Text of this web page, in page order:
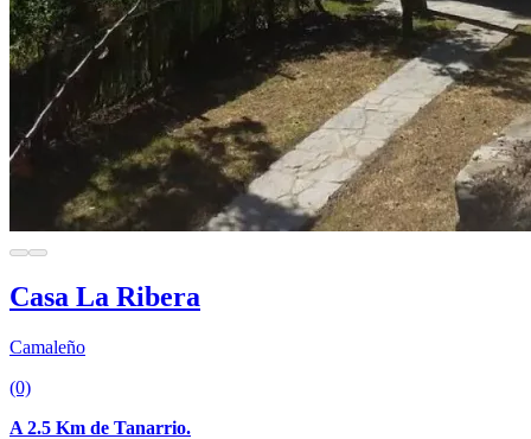
Casa La Ribera
Camaleño
(0)
A 2.5 Km de Tanarrio.